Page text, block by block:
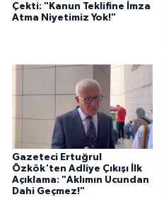
Çekti: "Kanun Teklifine İmza
Atma Niyetimiz Yok!"
Gazeteci Ertuğrul
Özkök'ten Adliye Çıkışı İlk
Açıklama: "Aklımın Ucundan
Dahi Geçmez!"